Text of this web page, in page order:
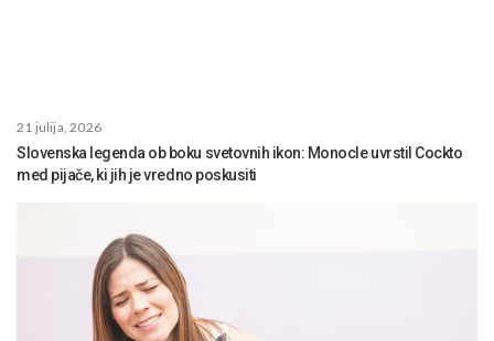
21 julija, 2026
Slovenska legenda ob boku svetovnih ikon: Monocle uvrstil Cockto
med pijače, ki jih je vredno poskusiti